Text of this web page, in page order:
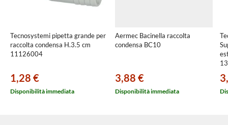
Tecnosystemi pipetta grande per
raccolta condensa H.3.5 cm
11126004
1,28 €
Disponibilità immediata
Aermec Bacinella raccolta
condensa BC10
3,88 €
Disponibilità immediata